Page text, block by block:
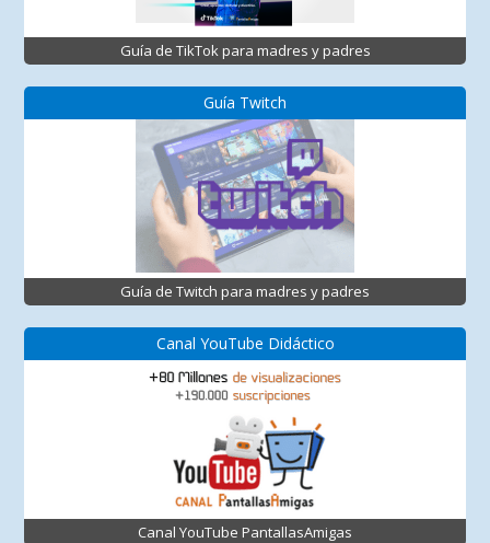
Guía de TikTok para madres y padres
Guía Twitch
Guía de Twitch para madres y padres
Canal YouTube Didáctico
Canal YouTube PantallasAmigas